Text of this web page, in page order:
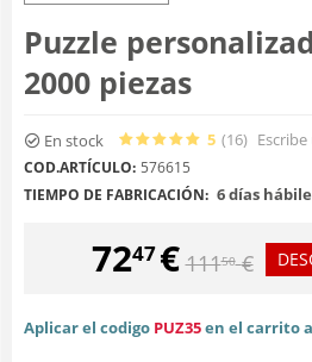
Puzzle
2000 piezas
En stock 5 (16)
COD.ARTÍCULO: 576615
TIEMPO DE FABRICACIÓN: 6 días
7247€ 11150 €
Aplicar el codigo PUZ35en el carrito